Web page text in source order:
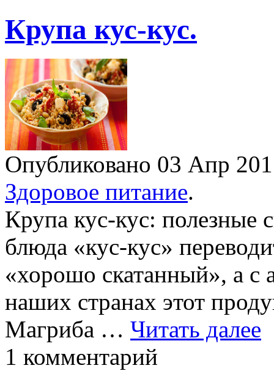
Крупа кус-кус.
Опубликовано 03 Апр
Здоровое питание.
Крупа кус-кус: полезные
блюда «кус-кус»
«хорошо скатанный», а с
наших странах этот
Магриба … Читать далее
1 комментарий